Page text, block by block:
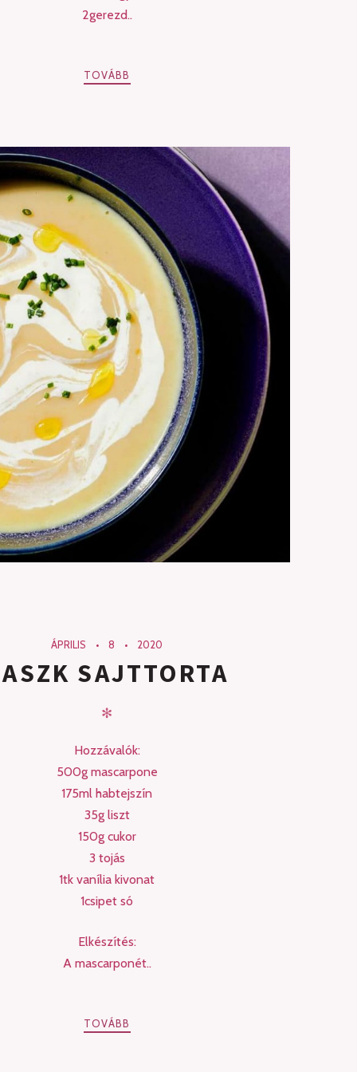
2gerezd..
TOVÁBB
ÁPRILIS 8 2020
SAJTTORTA
✻
Hozzávalók:
500g mascarpone
175ml habtejszín
35g liszt
150g cukor
3 tojás
1tk vanília kivonat
1csipet só
Elkészítés:
A mascarponét..
TOVÁBB